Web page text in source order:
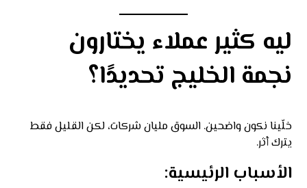
ليه كثير عملاء يختارون
نجمة الخليج تحديدًا؟
خلّينا نكون واضحين. السوق مليان شركات، لكن القليل فقط
يترك أثر.
الأسباب الرئيسية: